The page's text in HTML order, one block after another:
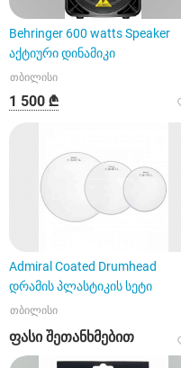
Behringer 600 watts Speaker
აქტიური დინამიკი
თბილისი
1 500 ₾
Admiral Coated Drumhead
დრამის პლასტიკის სეტი
თბილისი
ფასი შეთანხმებით